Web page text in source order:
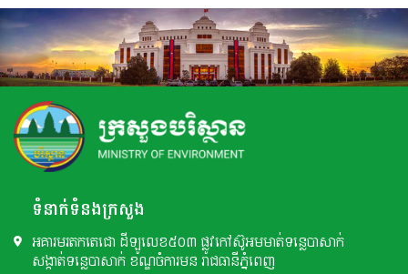
ទំនាក់ទំនងក្រសួង
អគារមរតកតេជោ ដីឡូលេខ៥០៣ ផ្លូវកៅស៊ូអមមាត់ទន្លេបាសាក់
សង្កាត់ទន្លេបាសាក់ ខណ្ឌចំការមន រាជធានីភ្នំពេញ